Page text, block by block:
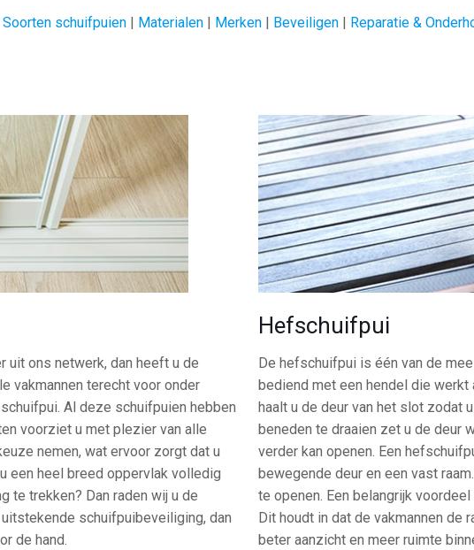
Soorten schuifpuien| Materialen| Merken| Beveiligen| Reparatie &
uit ons netwerk, dan heeft u de
vakmannen terecht voor onder
Al deze schuifpuien hebben
voorziet u met plezier van alle
nemen, wat ervoor zorgt dat u
een heel breed oppervlak volledig
te trekken? Dan raden wij u de
schuifpuibeveiliging, dan
de hand.
Hefschuifpui
De hefschuifpui is één van de
bediend met een hendel die werkt
haalt u de deur van het slot zodat
beneden te draaien zet u de deur
verder kan openen. Een
bewegende deur en een vast
te openen. Een belangrijk
Dit houdt in dat de vakmannen de
beter aanzicht en meer ruimte